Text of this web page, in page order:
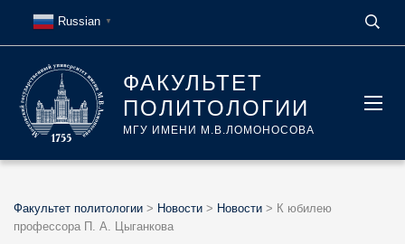
ФАКУЛЬТЕТ
ПОЛИТОЛОГИИ
МГУ ИМЕНИ М.В.ЛОМОНОСОВА
Факультет политологии > Новости > Новости > К юбилею
профессора П. А. Цыганкова
Russian ▼